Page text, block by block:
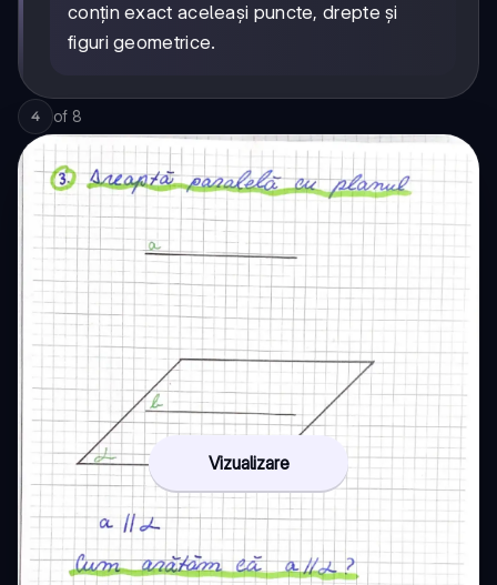
conțin exact aceleași puncte, drepte și
figuri geometrice.
4 of 8
Vizualizare